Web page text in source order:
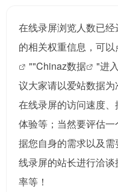
在线录屏浏览人数已
的相关权重信息，可以
""Chinaz数据
"进
议大家请以爱站数据为
在线录屏的访问速度
体验等；当然要评估
据您自身的需求以及
线录屏的站长进行洽
率等！